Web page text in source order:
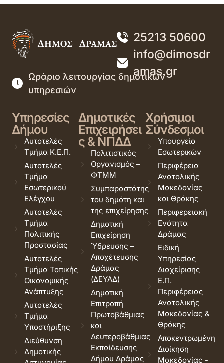
25213 50600
info@dimosdr
amas.gr
Ωράριο λειτουργίας δημοτικών
υπηρεσιών
Υπηρεσίες
Δήμου
Αυτοτελές
Τμήμα Κ.Ε.Π.
Αυτοτελές
Τμήμα
Εσωτερικού
Ελέγχου
Αυτοτελές
Τμήμα
Πολιτικής
Προστασίας
Αυτοτελές
Τμήμα Τοπικής
Οικονομικής
Ανάπτυξης
Αυτοτελές
Τμήμα
Υποστήριξης
Διεύθυνση
Δημοτικής
Δημοτικές
Επιχειρήσει
ς & ΝΠΔΔ
Πολιτιστικός
Οργανισμός –
ΦΤΜΜ
Συμπαραστάτης
του δημότη και
της επιχείρησης
Δημοτική
Επιχείρηση
Ύδρευσης –
Αποχέτευσης
Δράμας
(ΔΕΥΑΔ)
Δημοτική
Επιτροπή
Πρωτοβάθμιας
και
Δευτεροβάθμιας
Εκπαίδευσης
Δήμου Δράμας
Χρήσιμοι
Σύνδεσμοι
Υπουργείο
Εσωτερικών
Περιφέρεια
Ανατολικής
Μακεδονίας
και Θράκης
Περιφερειακή
Ενότητα
Δράμας
Ειδική
Υπηρεσίας
Διαχείρισης
Ε.Π.
Περιφέρειας
Ανατολικής
Μακεδονίας &
Θράκης
Αποκεντρωμένη
Διοίκηση
Μακεδονίας -